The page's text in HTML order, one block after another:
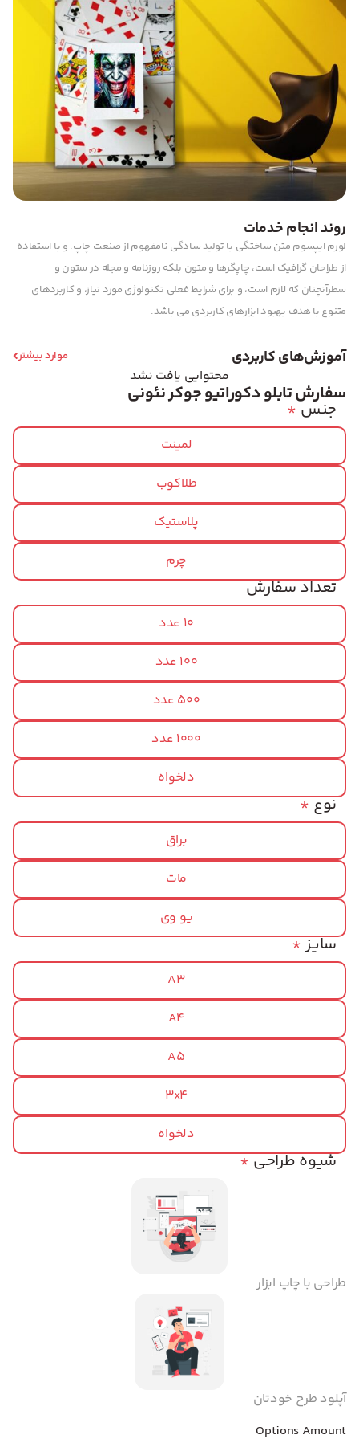
روند انجام خدمات
لورم ایپسوم متن ساختگی با تولید سادگی نامفهوم از صنعت چاپ، و با استفاده
از طراحان گرافیک است، چاپگرها و متون بلکه روزنامه و مجله در ستون و
سطرآنچنان که لازم است، و برای شرایط فعلی تکنولوژی مورد نیاز، و کاربردهای
متنوع با هدف بهبود ابزارهای کاربردی می باشد.
آموزش‌های کاربردی موارد بیشتر
محتوایی یافت نشد
سفارش تابلو دکوراتیو جوکر نئونی
*جنس
لمینت
طلاکوب
پلاستیک
چرم
تعداد سفارش
10 عدد
100 عدد
500 عدد
1000 عدد
دلخواه
*نوع
براق
مات
یو وی
*سایز
A3
A4
A5
3x4
دلخواه
*شیوه طراحی
طراحی با چاپ ابزار
آپلود طرح خودتان
Options Amount